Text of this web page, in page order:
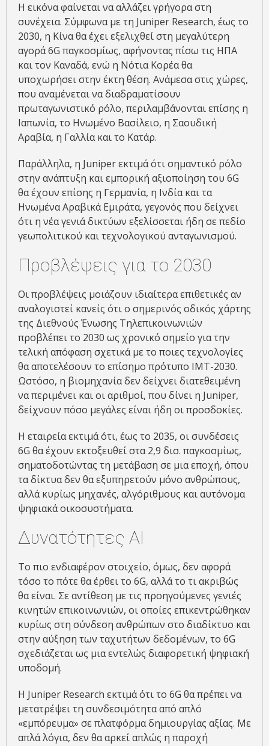
Η εικόνα φαίνεται να αλλάζει γρήγορα στη
συνέχεια. Σύμφωνα με τη Juniper Research, έως το
2030, η Κίνα θα έχει εξελιχθεί στη μεγαλύτερη
αγορά 6G παγκοσμίως, αφήνοντας πίσω τις ΗΠΑ
και τον Καναδά, ενώ η Νότια Κορέα θα
υποχωρήσει στην έκτη θέση. Ανάμεσα στις χώρες,
που αναμένεται να διαδραματίσουν
πρωταγωνιστικό ρόλο, περιλαμβάνονται επίσης η
Ιαπωνία, το Ηνωμένο Βασίλειο, η Σαουδική
Αραβία, η Γαλλία και το Κατάρ.
Παράλληλα, η Juniper εκτιμά ότι σημαντικό ρόλο
στην ανάπτυξη και εμπορική αξιοποίηση του 6G
θα έχουν επίσης η Γερμανία, η Ινδία και τα
Ηνωμένα Αραβικά Εμιράτα, γεγονός που δείχνει
ότι η νέα γενιά δικτύων εξελίσσεται ήδη σε πεδίο
γεωπολιτικού και τεχνολογικού ανταγωνισμού.
Προβλέψεις για το 2030
Οι προβλέψεις μοιάζουν ιδιαίτερα επιθετικές αν
αναλογιστεί κανείς ότι ο σημερινός οδικός χάρτης
της Διεθνούς Ένωσης Τηλεπικοινωνιών
προβλέπει το 2030 ως χρονικό σημείο για την
τελική απόφαση σχετικά με το ποιες τεχνολογίες
θα αποτελέσουν το επίσημο πρότυπο IMT-2030.
Ωστόσο, η βιομηχανία δεν δείχνει διατεθειμένη
να περιμένει και οι αριθμοί, που δίνει η Juniper,
δείχνουν πόσο μεγάλες είναι ήδη οι προσδοκίες.
Η εταιρεία εκτιμά ότι, έως το 2035, οι συνδέσεις
6G θα έχουν εκτοξευθεί στα 2,9 δισ. παγκοσμίως,
σηματοδοτώντας τη μετάβαση σε μια εποχή, όπου
τα δίκτυα δεν θα εξυπηρετούν μόνο ανθρώπους,
αλλά κυρίως μηχανές, αλγόριθμους και αυτόνομα
ψηφιακά οικοσυστήματα.
Δυνατότητες ΑΙ
Το πιο ενδιαφέρον στοιχείο, όμως, δεν αφορά
τόσο το πότε θα έρθει το 6G, αλλά το τι ακριβώς
θα είναι. Σε αντίθεση με τις προηγούμενες γενιές
κινητών επικοινωνιών, οι οποίες επικεντρώθηκαν
κυρίως στη σύνδεση ανθρώπων στο διαδίκτυο και
στην αύξηση των ταχυτήτων δεδομένων, το 6G
σχεδιάζεται ως μια εντελώς διαφορετική ψηφιακή
υποδομή.
Η Juniper Research εκτιμά ότι το 6G θα πρέπει να
μετατρέψει τη συνδεσιμότητα από απλό
«εμπόρευμα» σε πλατφόρμα δημιουργίας αξίας. Με
απλά λόγια, δεν θα αρκεί απλώς η παροχή